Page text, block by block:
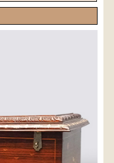
ます。
→
る】